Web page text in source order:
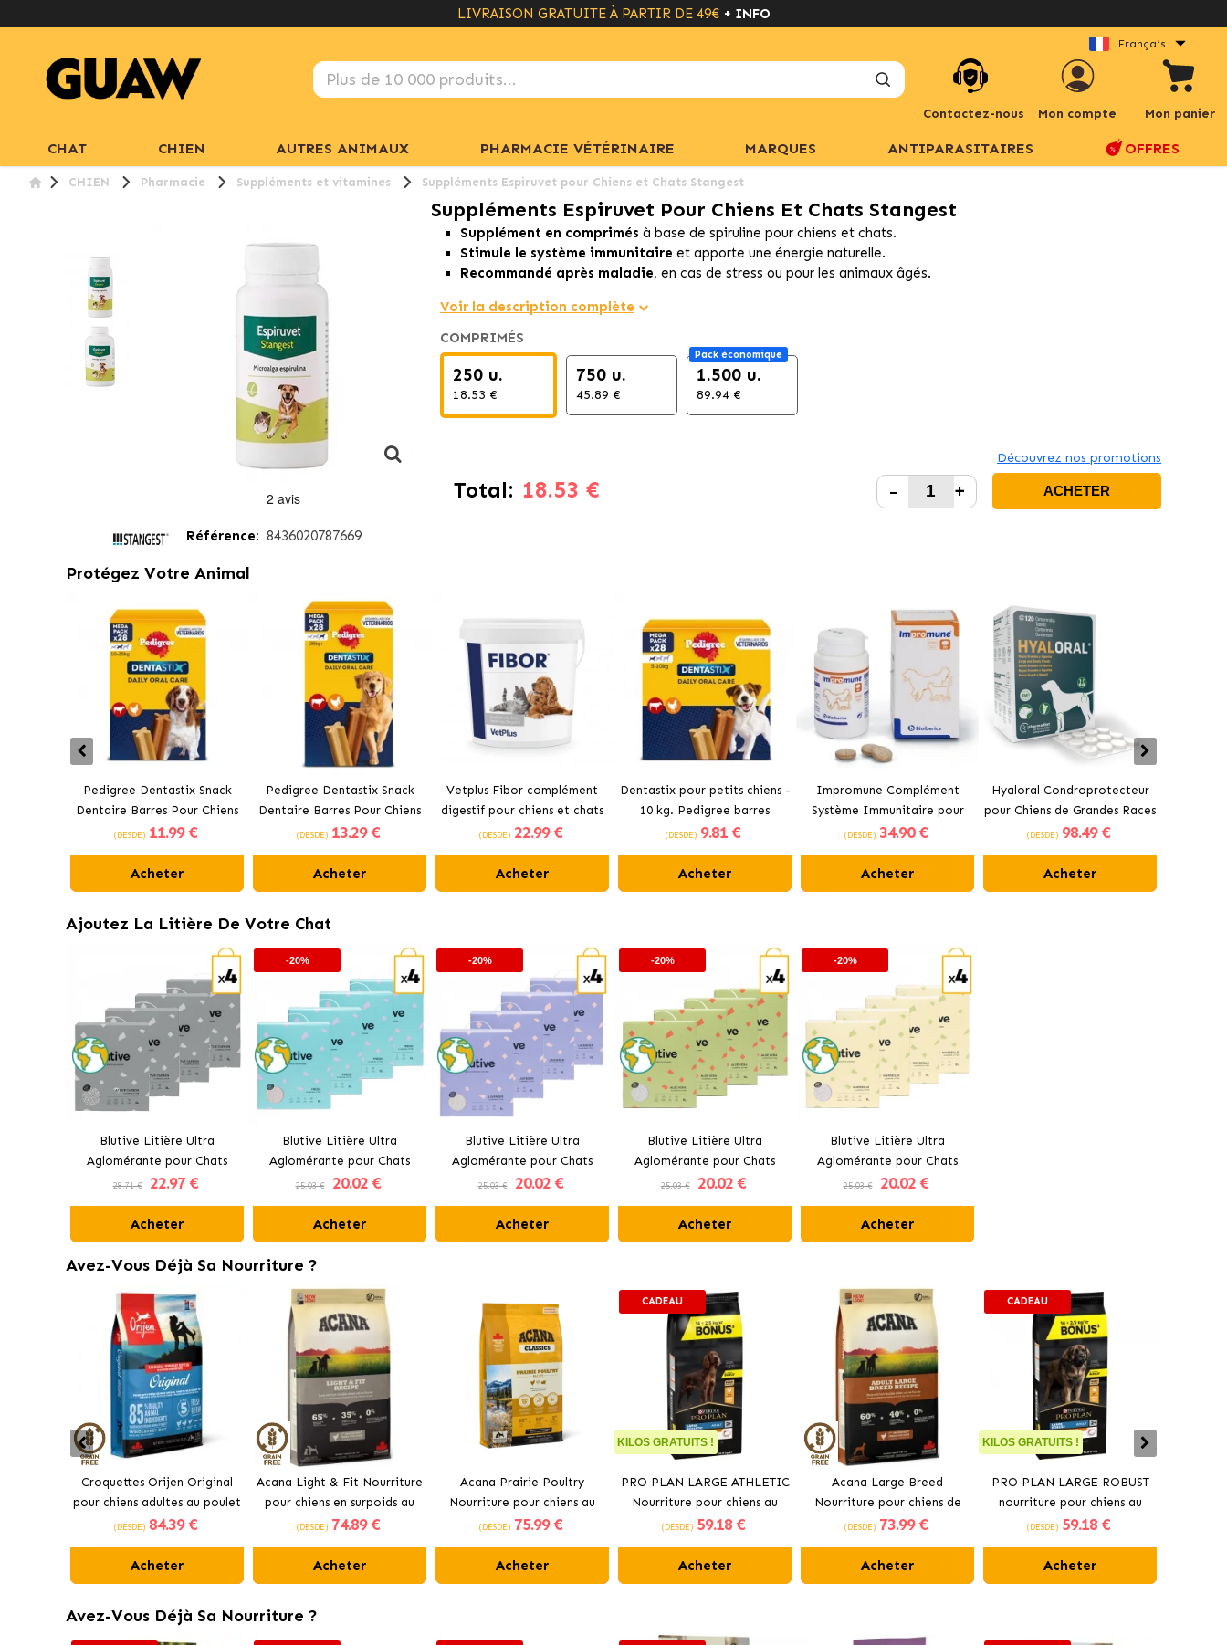
LIVRAISON GRATUITE À PARTIR DE 49€ + INFO
Français
Contactez-nous Mon compte Mon panier
CHAT CHIEN AUTRES ANIMAUX PHARMACIE VÉTÉRINAIRE MARQUES ANTIPARASITAIRES OFFRES
CHIEN Pharmacie Suppléments et vitamines Suppléments Espiruvet pour Chiens et Chats Stangest
Suppléments Espiruvet Pour Chiens Et Chats Stangest
Référence: 8436020787669
Supplément en comprimés à base de spiruline pour chiens et chats.
Stimule le système immunitaire et apporte une énergie naturelle.
Recommandé après maladie, en cas de stress ou pour les animaux âgés.
Voir la description complète
COMPRIMÉS
250 u.
18.53 €
750 u.
45.89 €
Pack économique
1.500 u.
89.94 €
Découvrez nos promotions
Total: 18.53 € - + ACHETER
Protégez Votre Animal
Pedigree Dentastix Snack
Dentaire Barres Pour Chiens
Moyens 10-25 kg
(DESDE) 11.99 €
Acheter
Pedigree Dentastix Snack
Dentaire Barres Pour Chiens
Grands +25 kg
(DESDE) 13.29 €
Acheter
Vetplus Fibor complément
digestif pour chiens et chats
(DESDE) 22.99 €
Acheter
Dentastix pour petits chiens -
10 kg. Pedigree barres
dentaires.
(DESDE) 9.81 €
Acheter
Impromune Complément
Système Immunitaire pour
Chiens et Chats Comprimés
(DESDE) 34.90 €
Acheter
Hyaloral Condroprotecteur
pour Chiens de Grandes Races
Pharmadiet
(DESDE) 98.49 €
Acheter
Ajoutez La Litière De Votre Chat
Blutive Litière Ultra
Aglomérante pour Chats
Charbon Actif
28.71 € 22.97 €
Acheter
-20%
Blutive Litière Ultra
Aglomérante pour Chats
Parfum Frais
25.03 € 20.02 €
Acheter
-20%
Blutive Litière Ultra
Aglomérante pour Chats
Parfum Lavande
25.03 € 20.02 €
Acheter
-20%
Blutive Litière Ultra
Aglomérante pour Chats
Parfum Aloe Vera
25.03 € 20.02 €
Acheter
-20%
Blutive Litière Ultra
Aglomérante pour Chats
Parfum Marseille
25.03 € 20.02 €
Acheter
Avez-Vous Déjà Sa Nourriture ?
Croquettes Orijen Original
pour chiens adultes au poulet
(DESDE) 84.39 €
Acheter
Acana Light & Fit Nourriture
pour chiens en surpoids au
poulet frais
(DESDE) 74.89 €
Acheter
Acana Prairie Poultry
Nourriture pour chiens au
poulet frais
(DESDE) 75.99 €
Acheter
CADEAU
KILOS GRATUITS !
PRO PLAN LARGE ATHLETIC
Nourriture pour chiens au
poulet
(DESDE) 59.18 €
Acheter
Acana Large Breed
Nourriture pour chiens de
grandes races au poulet
(DESDE) 73.99 €
Acheter
CADEAU
KILOS GRATUITS !
PRO PLAN LARGE ROBUST
nourriture pour chiens au
poulet
(DESDE) 59.18 €
Acheter
Avez-Vous Déjà Sa Nourriture ?